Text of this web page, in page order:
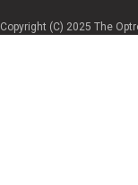
Copyright (C) 2025 The